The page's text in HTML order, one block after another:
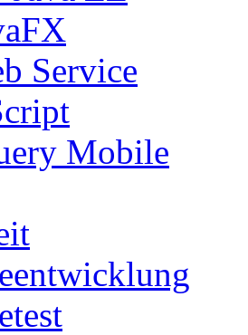
Service
Mobile